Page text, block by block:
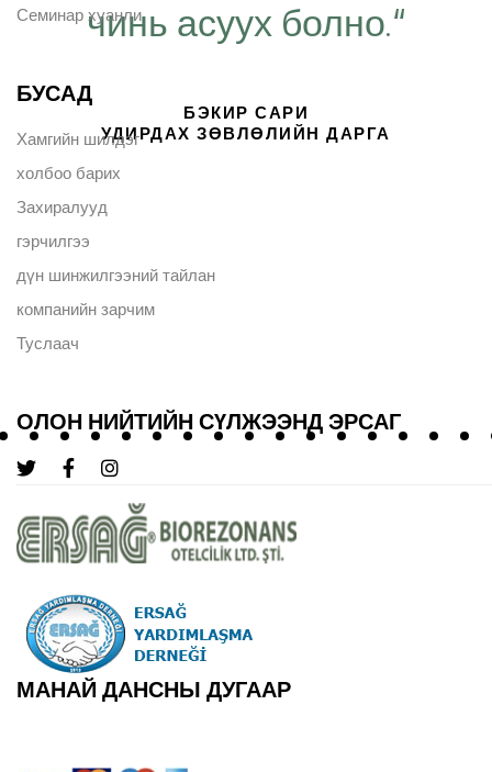
чинь асуух болно.“
БЭКИР САРИ
УДИРДАХ ЗӨВЛӨЛИЙН ДАРГА
Семинар хуанли
БУСАД
Хамгийн шилдэг
холбоо барих
Захиралууд
гэрчилгээ
дүн шинжилгээний тайлан
компанийн зарчим
Туслаач
ОЛОН НИЙТИЙН СҮЛЖЭЭНД ЭРСАГ
МАНАЙ ДАНСНЫ ДУГААР